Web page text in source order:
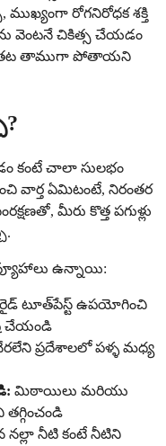
రోగనిరోధక శక్తి
వెంటనే చికిత్స చేయడం
తాముగా పోతాయని
కంటే చాలా సులభం
వార్త ఏమిటంటే, నిరంతర
మీరు కొత్త పగుళ్లు
ఉన్నాయి:
టూత్‌పేస్ట్ ఉపయోగించి
చేయండి
ప్రదేశాలలో పళ్ళ మధ్య
మిఠాయిలు మరియు
నల్లా నీటి కంటే నీటిని